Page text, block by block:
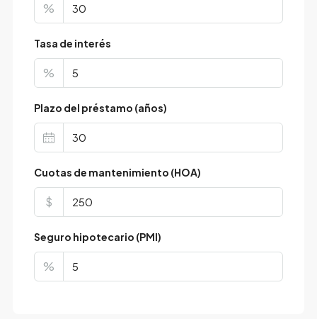
%
Tasa de interés
%
Plazo del préstamo (años)
Cuotas de mantenimiento (HOA)
$
Seguro hipotecario (PMI)
%